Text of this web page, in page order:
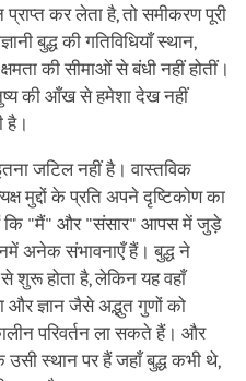
कर लेता है, तो समीकरण पूरी
बुद्ध की गतिविधियाँ स्थान,
की सीमाओं से बंधी नहीं होतीं।
की आँख से हमेशा देख नहीं
है।
जटिल नहीं है। वास्तविक
मुद्दों के प्रति अपने दृष्टिकोण का
कि "मैं" और "संसार" आपस में जुड़े
अनेक संभावनाएँ हैं। बुद्ध ने
से शुरू होता है, लेकिन यह वहाँ
और ज्ञान जैसे अद्भुत गुणों को
परिवर्तन ला सकते हैं। और
उसी स्थान पर हैं जहाँ बुद्ध कभी थे,